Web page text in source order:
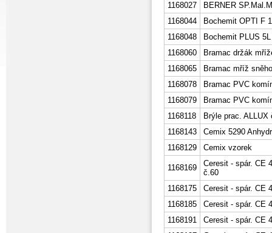
1168027
BERNER
1168044
Bochemit OPTI F
1168048
Bochemit PLUS
1168060
Bramac držák
1168065
Bramac mříž
1168078
Bramac PVC
1168079
Bramac PVC
1168118
Brýle prac. ALLUX
1168143
Cemix 5290
1168129
Cemix vzorek
1168169
Ceresit - spár. CE
č.60
1168175
Ceresit - spár. CE
1168185
Ceresit - spár. CE
1168191
Ceresit - spár. CE